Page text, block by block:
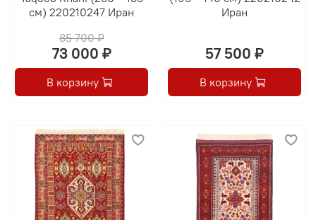
см) 220210247 Иран
85 700 ₽
73 000 ₽
В корзину
Иран
57 500 ₽
В корзину